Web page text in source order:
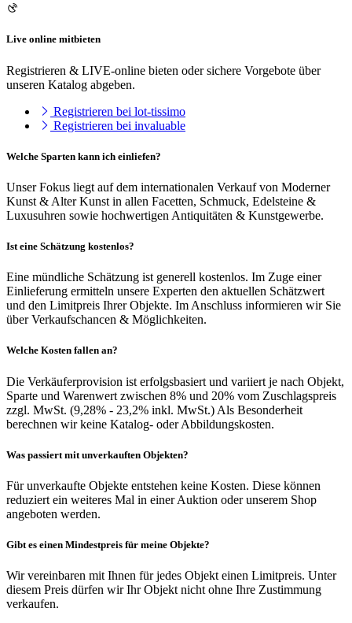
Live online mitbieten
Registrieren & LIVE-online bieten oder sichere Vorgebote über
unseren Katalog abgeben.
Registrieren bei lot-tissimo
Registrieren bei invaluable
Welche Sparten kann ich einliefen?
Unser Fokus liegt auf dem internationalen Verkauf von Moderner
Kunst & Alter Kunst in allen Facetten, Schmuck, Edelsteine &
Luxusuhren sowie hochwertigen Antiquitäten & Kunstgewerbe.
Ist eine Schätzung kostenlos?
Eine mündliche Schätzung ist generell kostenlos. Im Zuge einer
Einlieferung ermitteln unsere Experten den aktuellen Schätzwert
und den Limitpreis Ihrer Objekte. Im Anschluss informieren wir Sie
über Verkaufschancen & Möglichkeiten.
Welche Kosten fallen an?
Die Verkäuferprovision ist erfolgsbasiert und variiert je nach Objekt,
Sparte und Warenwert zwischen 8% und 20% vom Zuschlagspreis
zzgl. MwSt. (9,28% - 23,2% inkl. MwSt.) Als Besonderheit
berechnen wir keine Katalog- oder Abbildungskosten.
Was passiert mit unverkauften Objekten?
Für unverkaufte Objekte entstehen keine Kosten. Diese können
reduziert ein weiteres Mal in einer Auktion oder unserem Shop
angeboten werden.
Gibt es einen Mindestpreis für meine Objekte?
Wir vereinbaren mit Ihnen für jedes Objekt einen Limitpreis. Unter
diesem Preis dürfen wir Ihr Objekt nicht ohne Ihre Zustimmung
verkaufen.